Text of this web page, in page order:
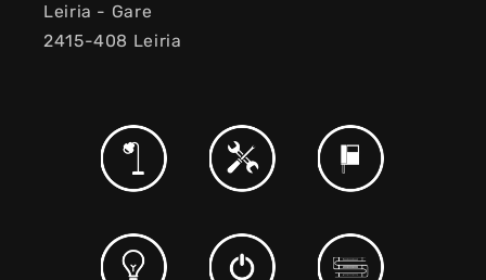
Leiria - Gare
2415-408 Leiria